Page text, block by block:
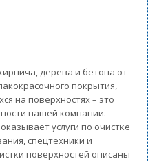
дерева и бетона от
покрытия,
на поверхностях – это
нашей компании.
услуги по очистке
спецтехники и
поверхностей описаны